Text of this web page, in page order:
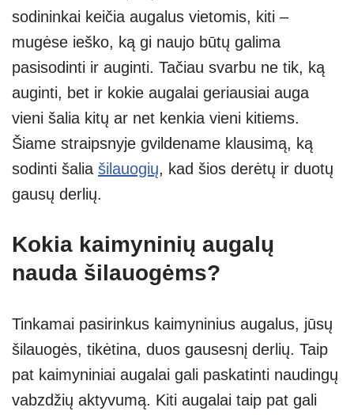
A
p
p
a
m
n
g
er
sodininkai keičia augalus vietomis, kiti –
mugėse ieško, ką gi naujo būtų galima
pasisodinti ir auginti. Tačiau svarbu ne tik, ką
auginti, bet ir kokie augalai geriausiai auga
vieni šalia kitų ar net kenkia vieni kitiems.
Šiame straipsnyje gvildename klausimą, ką
sodinti šalia šilauogių, kad šios derėtų ir duotų
gausų derlių.
Kokia kaimyninių augalų
nauda šilauogėms?
Tinkamai pasirinkus kaimyninius augalus, jūsų
šilauogės, tikėtina, duos gausesnį derlių. Taip
pat kaimyniniai augalai gali paskatinti naudingų
vabzdžių aktyvumą. Kiti augalai taip pat gali